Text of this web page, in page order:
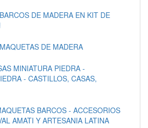
DE MADERA EN KIT DE
DE MADERA
MINIATURA PIEDRA -
- CASTILLOS, CASAS,
BARCOS - ACCESORIOS
AMATI Y ARTESANIA LATINA